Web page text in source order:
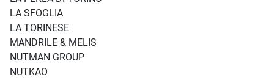
LA SFOGLIA
LA TORINESE
MANDRILE & MELIS
NUTMAN GROUP
NUTKAO